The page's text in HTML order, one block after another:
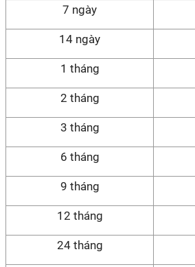
7 ngày
14 ngày
1 tháng
2 tháng
3 tháng
6 tháng
9 tháng
12 tháng
24 tháng